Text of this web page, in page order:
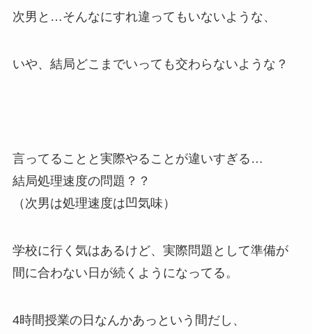
次男と…そんなにすれ違ってもいないような、
いや、結局どこまでいっても交わらないような？
言ってることと実際やることが違いすぎる…
結局処理速度の問題？？
（次男は処理速度は凹気味）
学校に行く気はあるけど、実際問題として準備が
間に合わない日が続くようになってる。
4時間授業の日なんかあっという間だし、